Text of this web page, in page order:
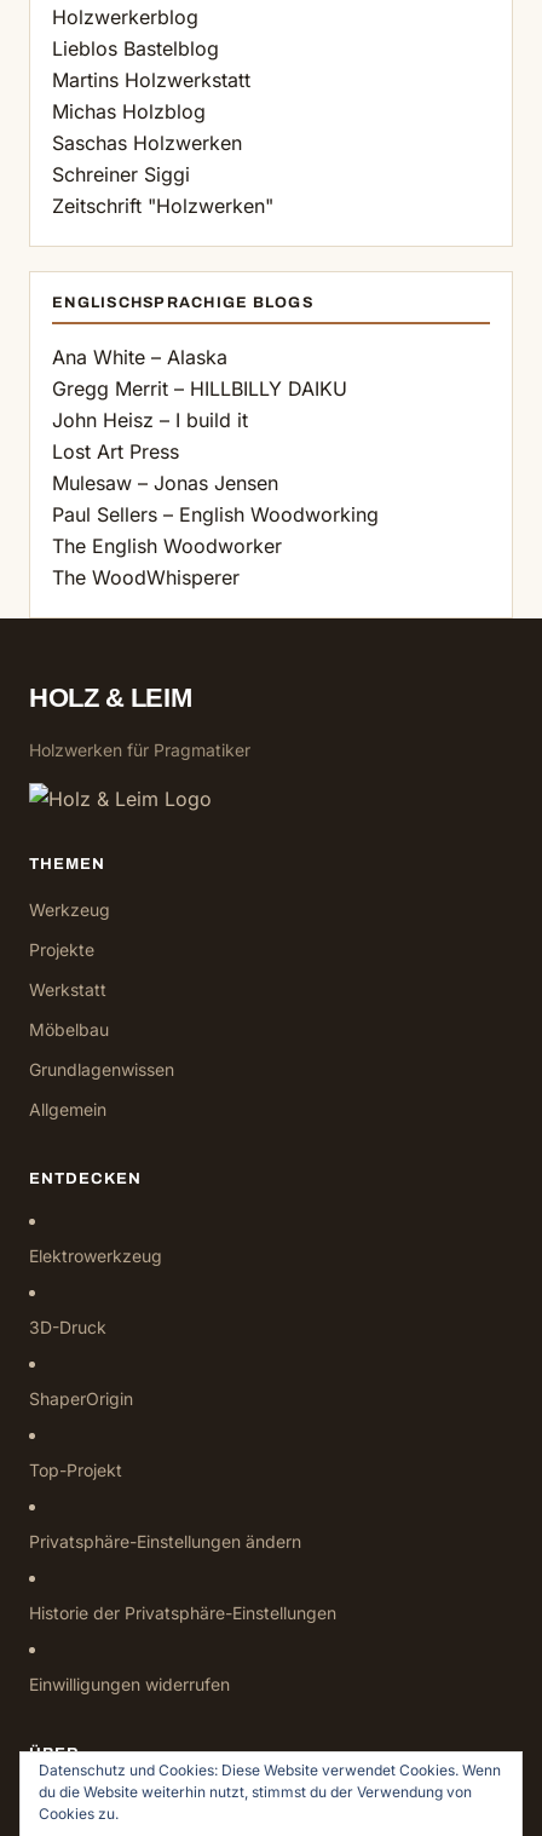
Holzwerkerblog
Lieblos Bastelblog
Martins Holzwerkstatt
Michas Holzblog
Saschas Holzwerken
Schreiner Siggi
Zeitschrift "Holzwerken"
ENGLISCHSPRACHIGE BLOGS
Ana White – Alaska
Gregg Merrit – HILLBILLY DAIKU
John Heisz – I build it
Lost Art Press
Mulesaw – Jonas Jensen
Paul Sellers – English Woodworking
The English Woodworker
The WoodWhisperer
Datenschutz und Cookies: Diese Website verwendet Cookies. Wenn
du die Website weiterhin nutzt, stimmst du der Verwendung von
Cookies zu.
HOLZ & LEIM
Holzwerken für Pragmatiker
THEMEN
Werkzeug
Projekte
Werkstatt
Möbelbau
Grundlagenwissen
Allgemein
ENTDECKEN
Elektrowerkzeug
3D-Druck
ShaperOrigin
Top-Projekt
Privatsphäre-Einstellungen ändern
Historie der Privatsphäre-Einstellungen
Einwilligungen widerrufen
ÜBER
Datenschutz